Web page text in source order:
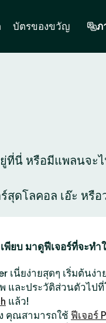
บัตรของขวัญ ภ
ที่นี่ หรือมีแพลนจ
ดโลคอล เอ๊ะ หรื
พียบ มาดูฟีเจอร์ที่จะ
เนี่ยง่ายสุดๆ เริ่มต้นง่า
และประวัติส่วนตัวไป
แล้ว!
คุณสามารถใช้ ฟีเจอร์